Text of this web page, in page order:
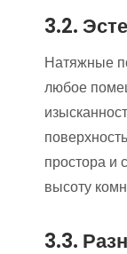
3.2.
Натяжные
любое
простора и
высоту
3.3.